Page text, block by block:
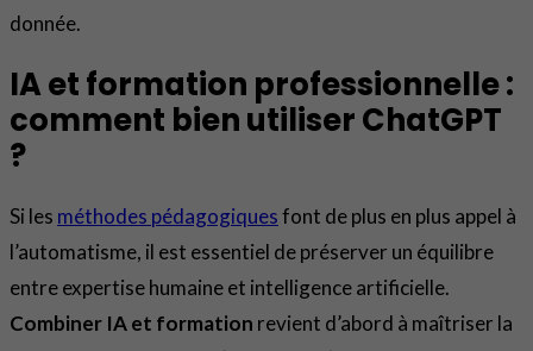
donnée.
IA et formation professionnelle :
comment bien utiliser ChatGPT
?
Si les méthodes pédagogiquesfont de plus en plus appel à
l’automatisme, il est essentiel de préserver un équilibre
entre expertise humaine et intelligence artificielle.
Combiner IA et formation revient d’abord à maîtriser la